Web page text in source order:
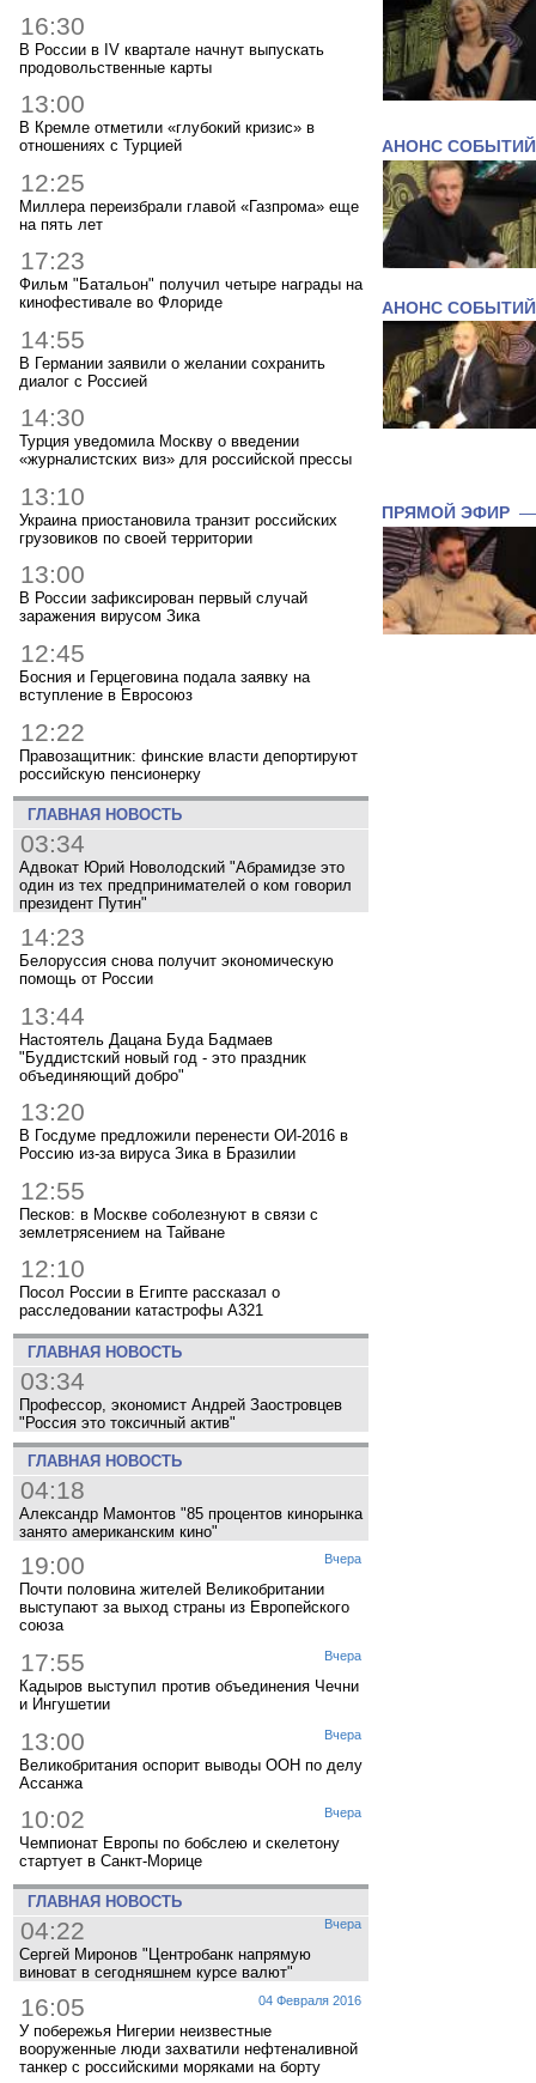
16:30
В России в IV квартале начнут выпускать
продовольственные карты
13:00
В Кремле отметили «глубокий кризис» в
отношениях с Турцией
12:25
Миллера переизбрали главой «Газпрома» еще
на пять лет
17:23
Фильм "Батальон" получил четыре награды на
кинофестивале во Флориде
14:55
В Германии заявили о желании сохранить
диалог с Россией
14:30
Турция уведомила Москву о введении
«журналистских виз» для российской прессы
13:10
Украина приостановила транзит российских
грузовиков по своей территории
13:00
В России зафиксирован первый случай
заражения вирусом Зика
12:45
Босния и Герцеговина подала заявку на
вступление в Евросоюз
12:22
Правозащитник: финские власти депортируют
российскую пенсионерку
ГЛАВНАЯ НОВОСТЬ
03:34
Адвокат Юрий Новолодский "Абрамидзе это
один из тех предпринимателей о ком говорил
президент Путин"
14:23
Белоруссия снова получит экономическую
помощь от России
13:44
Настоятель Дацана Буда Бадмаев
"Буддистский новый год - это праздник
объединяющий добро"
13:20
В Госдуме предложили перенести ОИ-2016 в
Россию из-за вируса Зика в Бразилии
12:55
Песков: в Москве соболезнуют в связи с
землетрясением на Тайване
12:10
Посол России в Египте рассказал о
расследовании катастрофы A321
ГЛАВНАЯ НОВОСТЬ
03:34
Профессор, экономист Андрей Заостровцев
"Россия это токсичный актив"
ГЛАВНАЯ НОВОСТЬ
04:18
Александр Мамонтов "85 процентов кинорынка
занято американским кино"
Вчера
19:00
Почти половина жителей Великобритании
выступают за выход страны из Европейского
союза
Вчера
17:55
Кадыров выступил против объединения Чечни
и Ингушетии
Вчера
13:00
Великобритания оспорит выводы ООН по делу
Ассанжа
Вчера
10:02
Чемпионат Европы по бобслею и скелетону
стартует в Санкт-Морице
ГЛАВНАЯ НОВОСТЬ
Вчера
04:22
Сергей Миронов "Центробанк напрямую
виноват в сегодняшнем курсе валют"
04 Февраля 2016
16:05
У побережья Нигерии неизвестные
вооруженные люди захватили нефтеналивной
танкер с российскими моряками на борту
АНОНС СОБЫТИЙ
АНОНС СОБЫТИЙ
ПРЯМОЙ ЭФИР